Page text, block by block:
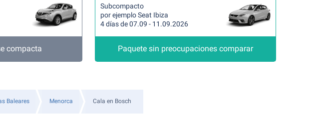
compacta
Subcompacto
por ejemplo Seat Ibiza
4 días de 07.09 - 11.09.2026
Paquete sin preocupaciones comparar
Baleares Menorca Cala en Bosch